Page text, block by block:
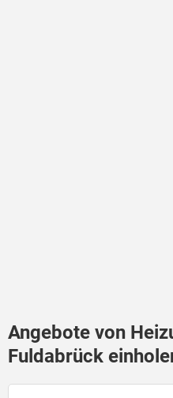
Angebote von
Fuldabrück